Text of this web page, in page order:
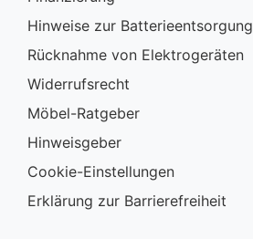
Hinweise zur Batterieentsorgung
Rücknahme von Elektrogeräten
Widerrufsrecht
Möbel-Ratgeber
Hinweisgeber
Cookie-Einstellungen
Erklärung zur Barrierefreiheit